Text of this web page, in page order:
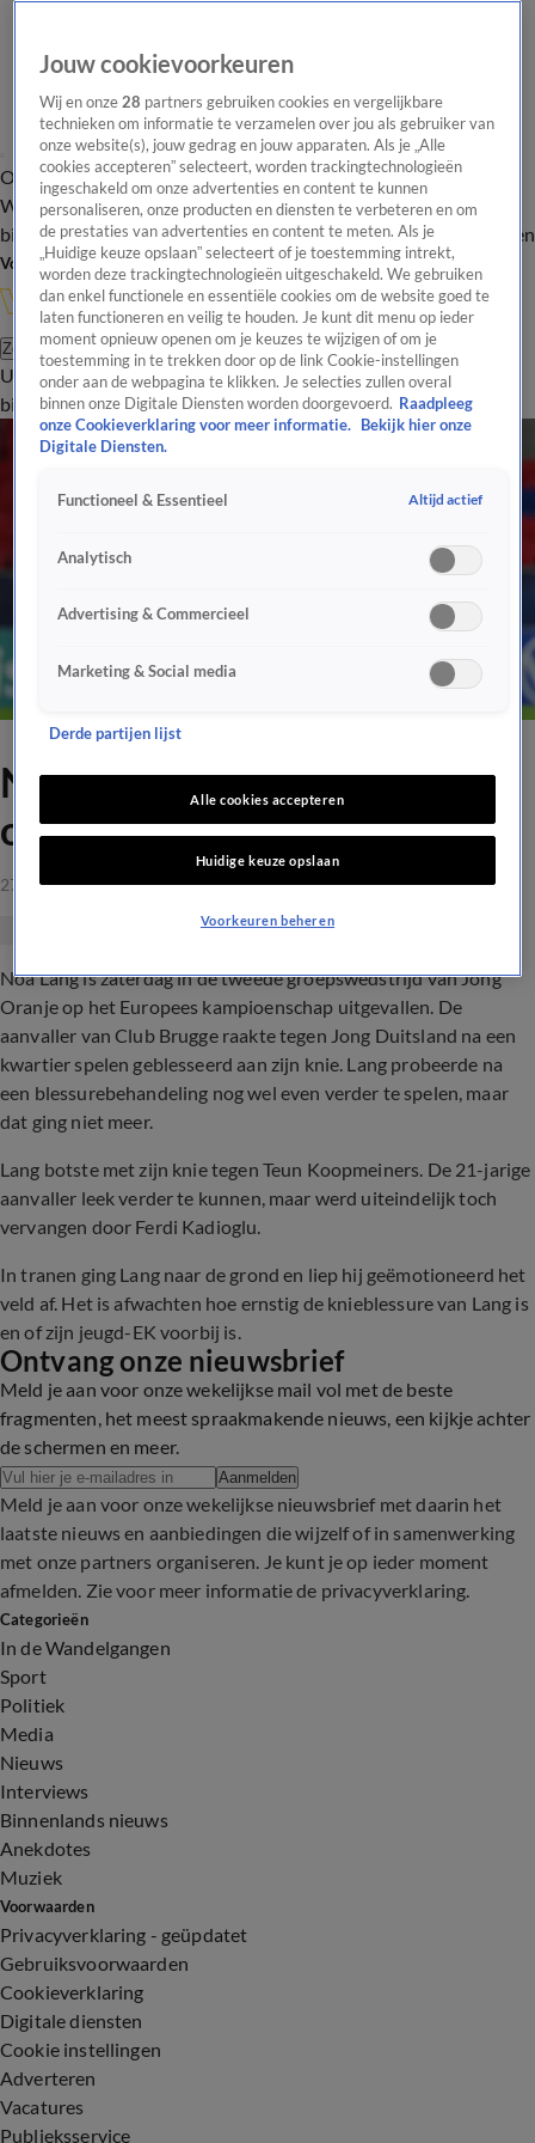
Overzicht Onze programma's Uitzendingen Onze gezichten
In de
WandelgangenInterviewsUitzending
bijwonenPodcastShopVeelgestelde vragenKijkersvraag insturen
Volg Vandaag Inside
Zoeken
UitzendingenVandaag InsideDe OranjezomerShopUitzending
bijwonen
Noa Lang in tranen na wissel
om blessure
27 mrt 2021, 22:28
Noa Lang is zaterdag in de tweede groepswedstrijd van Jong
Oranje op het Europees kampioenschap uitgevallen. De
aanvaller van Club Brugge raakte tegen Jong Duitsland na een
kwartier spelen geblesseerd aan zijn knie. Lang probeerde na
een blessurebehandeling nog wel even verder te spelen, maar
dat ging niet meer.
Lang botste met zijn knie tegen Teun Koopmeiners. De 21-jarige
aanvaller leek verder te kunnen, maar werd uiteindelijk toch
vervangen door Ferdi Kadioglu.
In tranen ging Lang naar de grond en liep hij geëmotioneerd het
veld af. Het is afwachten hoe ernstig de knieblessure van Lang is
en of zijn jeugd-EK voorbij is.
Ontvang onze nieuwsbrief
Meld je aan voor onze wekelijkse mail vol met de beste
fragmenten, het meest spraakmakende nieuws, een kijkje achter
de schermen en meer.
Aanmelden
Meld je aan voor onze wekelijkse nieuwsbrief met daarin het
laatste nieuws en aanbiedingen die wijzelf of in samenwerking
met onze partners organiseren. Je kunt je op ieder moment
afmelden. Zie voor meer informatie de privacyverklaring.
Categorieën
In de Wandelgangen
Sport
Politiek
Media
Nieuws
Interviews
Binnenlands nieuws
Anekdotes
Muziek
Voorwaarden
Privacyverklaring - geüpdatet
Gebruiksvoorwaarden
Cookieverklaring
Digitale diensten
Cookie instellingen
Adverteren
Vacatures
Publieksservice
Jouw cookievoorkeuren
Wij en onze28 partners gebruiken cookies en vergelijkbare
technieken om informatie te verzamelen over jou als gebruiker van
onze website(s), jouw gedrag en jouw apparaten. Als je „Alle
cookies accepteren” selecteert, worden trackingtechnologieën
ingeschakeld om onze advertenties en content te kunnen
personaliseren, onze producten en diensten te verbeteren en om
de prestaties van advertenties en content te meten. Als je
„Huidige keuze opslaan” selecteert of je toestemming intrekt,
worden deze trackingtechnologieën uitgeschakeld. We gebruiken
dan enkel functionele en essentiële cookies om de website goed te
laten functioneren en veilig te houden. Je kunt dit menu op ieder
moment opnieuw openen om je keuzes te wijzigen of om je
toestemming in te trekken door op de link Cookie-instellingen
onder aan de webpagina te klikken. Je selecties zullen overal
binnen onze Digitale Diensten worden doorgevoerd. Raadpleeg
onze Cookieverklaring voor meer informatie.
Bekijk hier onze
Digitale Diensten.
Functioneel & Essentieel Altijd actief
Analytisch
Advertising & Commercieel
Marketing & Social media
Derde partijen lijst
Alle cookies accepteren
Huidige keuze opslaan
Voorkeuren beheren